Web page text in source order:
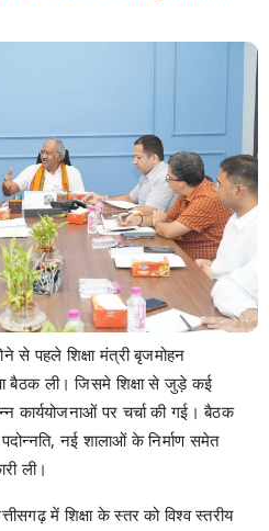
से पहले शिक्षा मंत्री बृजमोहन
बैठक ली। जिसमे शिक्षा से जुड़े कई
कार्ययोजनाओं पर चर्चा की गई। बैठक
नई शालाओं के निर्माण समेत
ली।
में शिक्षा के स्तर को विश्व स्तरीय